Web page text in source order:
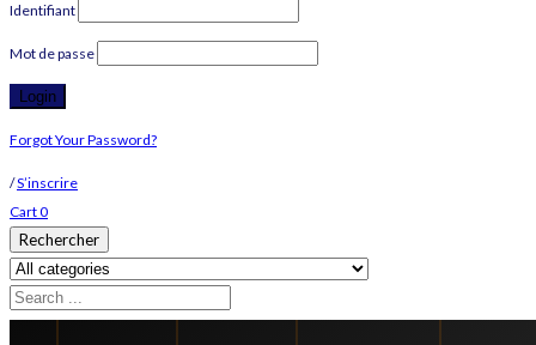
Identifiant
Mot de passe
Forgot Your Password?
/S’inscrire
Cart0
Rechercher